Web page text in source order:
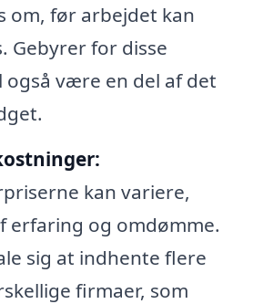
om, før arbejdet kan
Gebyrer for disse
også være en del af det
kan variere,
erfaring og omdømme.
sig at indhente flere
firmaer, som